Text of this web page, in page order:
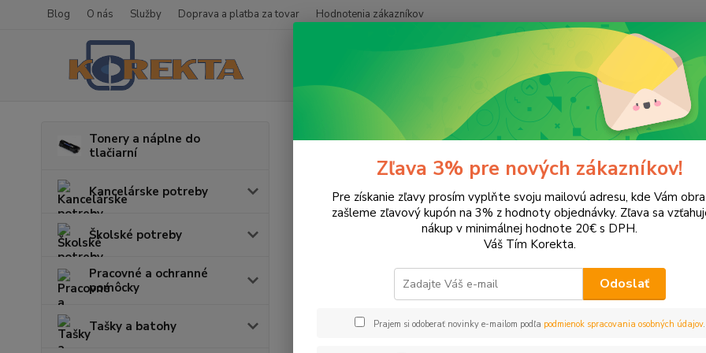
Blog O nás Služby Doprava a platba za tovar Hodnotenia zákazníkov
Tonery a náplne do
tlačiarní
Kancelárske potreby
Školské potreby
Pracovné a ochranné
pomôcky
Tašky a batohy
Kancelárska technika PC príslušenstvo Myši
Upresniť parametre
EUR Od
Zľava 3% pre nových zákazníkov!
Pre získanie zľavy prosím vyplňte svoju mailovú adresu, kde Vám
zašleme zľavový kupón na 3% z hodnoty objednávky. Zľava sa
nákup v minimálnej hodnote 20€ s DPH.
Váš Tím Korekta.
Odoslať
Prajem si odoberať novinky e-mailom podľa podmienok spracovania osobných údajov.